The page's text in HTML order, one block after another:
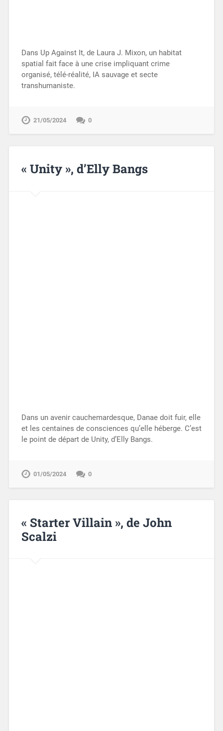
Dans Up Against It, de Laura J. Mixon, un habitat
spatial fait face à une crise impliquant crime
organisé, télé-réalité, IA sauvage et secte
transhumaniste.
21/05/2024 0
« Unity », d’Elly Bangs
Dans un avenir cauchemardesque, Danae doit fuir, elle
et les centaines de consciences qu’elle héberge. C’est
le point de départ de Unity, d’Elly Bangs.
01/05/2024 0
« Starter Villain », de John
Scalzi